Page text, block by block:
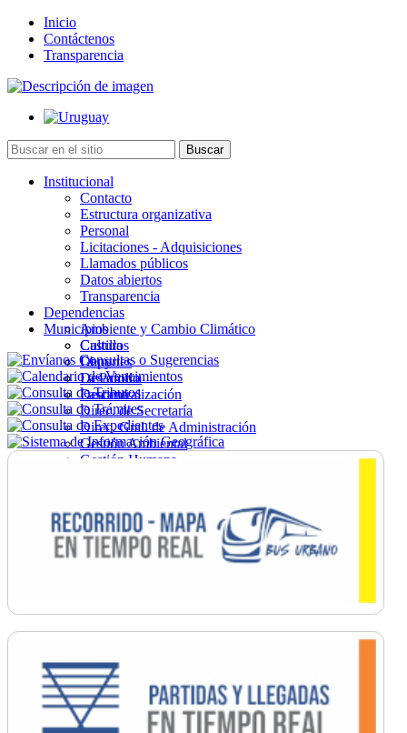
Inicio
Contáctenos
Transparencia
Institucional
Contacto
Estructura organizativa
Personal
Licitaciones - Adquisiciones
Llamados públicos
Datos abiertos
Transparencia
Dependencias
Ambiente y Cambio Climático
Cultura
Deportes
Desarrollo
Descentralización
Direc. de Secretaría
Direc. Gral. de Administración
Gestión Ambiental
Gestión Humana
Ordenamiento
Promoción Social
Salud
Secretaría General
Municipios
Castillos
Chuy
La Paloma
Lascano